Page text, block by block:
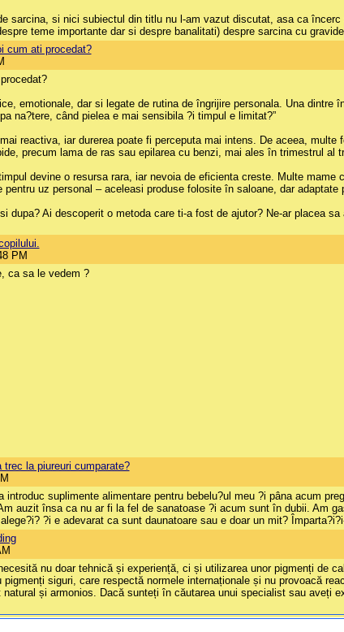
sarcina, si nici subiectul din titlu nu l-am vazut discutat, asa ca
teme importante dar si despre banalitati) despre sarcina cu
cum ati procedat?
emotionale, dar si legate de rutina de îngrijire personala. Una
na?tere, când pielea e mai sensibila ?i timpul e limitat?”
reactiva, iar durerea poate fi perceputa mai intens. De aceea,
precum lama de ras sau epilarea cu benzi, mai ales în trimestrul al
devine o resursa rara, iar nevoia de eficienta creste. Multe
uz personal – aceleasi produse folosite în saloane, dar adaptate
dupa? Ai descoperit o metoda care ti-a fost de ajutor? Ne-ar placea
PM
ca sa le vedem ?
la piureuri cumparate?
introduc suplimente alimentare pentru bebelu?ul meu ?i pâna acum
auzit însa ca nu ar fi la fel de sanatoase ?i acum sunt în dubii. Am
?i e adevarat ca sunt daunatoare sau e doar un mit?
nu doar tehnică și experiență, ci și utilizarea unor pigmenți de
siguri, care respectă normele internaționale și nu provoacă
și armonios. Dacă sunteți în căutarea unui specialist sau aveți